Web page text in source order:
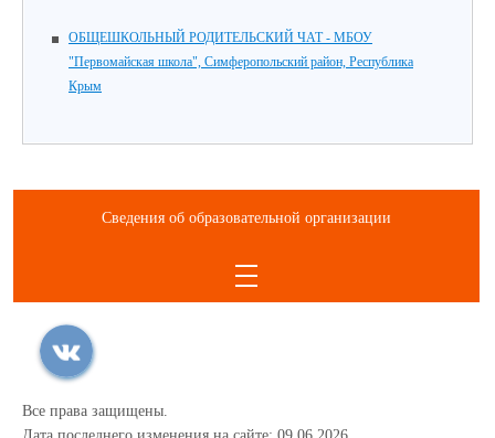
ОБЩЕШКОЛЬНЫЙ РОДИТЕЛЬСКИЙ ЧАТ - МБОУ
"Первомайская школа", Симферопольский район, Республика
Крым
Сведения об образовательной организации
Все права защищены.